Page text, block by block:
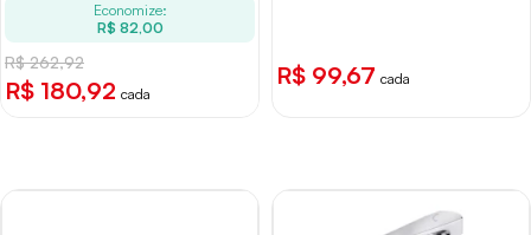
Economize:
R$ 82,00
R$ 262,92
R$ 180,92 cada
R$ 99,67 cada